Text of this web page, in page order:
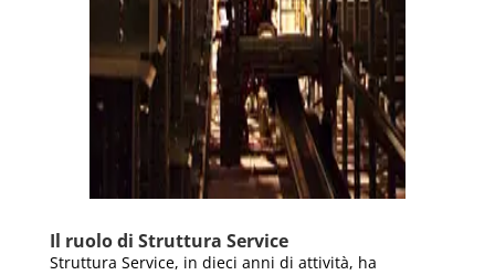
Il ruolo di Struttura Service
Struttura Service, in dieci anni di attività, ha